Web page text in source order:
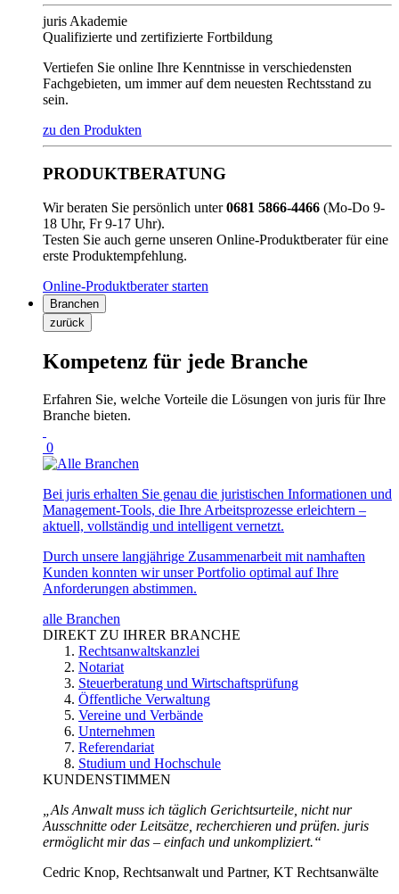
juris Akademie
Qualifizierte und zertifizierte Fortbildung
Vertiefen Sie online Ihre Kenntnisse in verschiedensten
Fachgebieten, um immer auf dem neuesten Rechtsstand zu
sein.
zu den Produkten
PRODUKTBERATUNG
Wir beraten Sie persönlich unter0681 5866-4466 (Mo-Do 9-
18 Uhr, Fr 9-17 Uhr).
Testen Sie auch gerne unseren Online-Produktberater für eine
erste Produktempfehlung.
Online-Produktberater starten
Branchen
zurück
Kompetenz für jede Branche
Erfahren Sie, welche Vorteile die Lösungen von juris für Ihre
Branche bieten.
0
Bei juris erhalten Sie genau die juristischen Informationen und
Management-Tools, die Ihre Arbeitsprozesse erleichtern –
aktuell, vollständig und intelligent vernetzt.
Durch unsere langjährige Zusammenarbeit mit namhaften
Kunden konnten wir unser Portfolio optimal auf Ihre
Anforderungen abstimmen.
alle Branchen
DIREKT ZU IHRER BRANCHE
Rechtsanwaltskanzlei
Notariat
Steuerberatung und Wirtschaftsprüfung
Öffentliche Verwaltung
Vereine und Verbände
Unternehmen
Referendariat
Studium und Hochschule
KUNDENSTIMMEN
„Als Anwalt muss ich täglich Gerichtsurteile, nicht nur
Ausschnitte oder Leitsätze, recherchieren und prüfen. juris
ermöglicht mir das – einfach und unkompliziert.“
Cedric Knop, Rechtsanwalt und Partner, KT Rechtsanwälte